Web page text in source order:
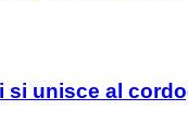
si unisce al